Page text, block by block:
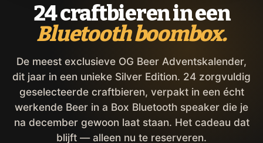
24 craftbieren in een
Bluetooth boombox.
De meest exclusieve OG Beer Adventskalender,
dit jaar in een unieke Silver Edition. 24 zorgvuldig
geselecteerde craftbieren, verpakt in een écht
werkende Beer in a Box Bluetooth speaker die je
na december gewoon laat staan. Het cadeau dat
blijft — alleen nu te reserveren.